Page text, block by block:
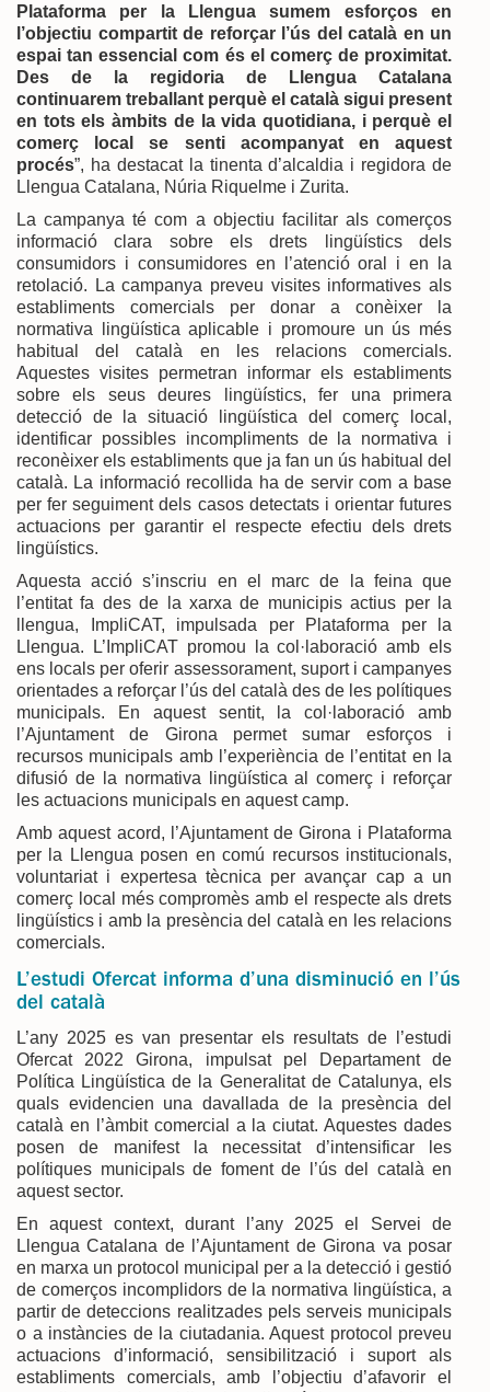
Plataforma per la Llengua sumem esforços en
l’objectiu compartit de reforçar l’ús del català en un
espai tan essencial com és el comerç de proximitat.
Des de la regidoria de Llengua Catalana
continuarem treballant perquè el català sigui present
en tots els àmbits de la vida quotidiana, i perquè el
comerç local se senti acompanyat en aquest
procés”, ha destacat la tinenta d’alcaldia i regidora de
Llengua Catalana, Núria Riquelme i Zurita.
La campanya té com a objectiu facilitar als comerços
informació clara sobre els drets lingüístics dels
consumidors i consumidores en l’atenció oral i en la
retolació. La campanya preveu visites informatives als
establiments comercials per donar a conèixer la
normativa lingüística aplicable i promoure un ús més
habitual del català en les relacions comercials.
Aquestes visites permetran informar els establiments
sobre els seus deures lingüístics, fer una primera
detecció de la situació lingüística del comerç local,
identificar possibles incompliments de la normativa i
reconèixer els establiments que ja fan un ús habitual del
català. La informació recollida ha de servir com a base
per fer seguiment dels casos detectats i orientar futures
actuacions per garantir el respecte efectiu dels drets
lingüístics.
Aquesta acció s’inscriu en el marc de la feina que
l’entitat fa des de la xarxa de municipis actius per la
llengua, ImpliCAT, impulsada per Plataforma per la
Llengua. L’ImpliCAT promou la col·laboració amb els
ens locals per oferir assessorament, suport i campanyes
orientades a reforçar l’ús del català des de les polítiques
municipals. En aquest sentit, la col·laboració amb
l’Ajuntament de Girona permet sumar esforços i
recursos municipals amb l’experiència de l’entitat en la
difusió de la normativa lingüística al comerç i reforçar
les actuacions municipals en aquest camp.
Amb aquest acord, l’Ajuntament de Girona i Plataforma
per la Llengua posen en comú recursos institucionals,
voluntariat i expertesa tècnica per avançar cap a un
comerç local més compromès amb el respecte als drets
lingüístics i amb la presència del català en les relacions
comercials.
L’estudi Ofercat informa d’una disminució en l’ús
del català
L’any 2025 es van presentar els resultats de l’estudi
Ofercat 2022 Girona, impulsat pel Departament de
Política Lingüística de la Generalitat de Catalunya, els
quals evidencien una davallada de la presència del
català en l’àmbit comercial a la ciutat. Aquestes dades
posen de manifest la necessitat d’intensificar les
polítiques municipals de foment de l’ús del català en
aquest sector.
En aquest context, durant l’any 2025 el Servei de
Llengua Catalana de l’Ajuntament de Girona va posar
en marxa un protocol municipal per a la detecció i gestió
de comerços incomplidors de la normativa lingüística, a
partir de deteccions realitzades pels serveis municipals
o a instàncies de la ciutadania. Aquest protocol preveu
actuacions d’informació, sensibilització i suport als
establiments comercials, amb l’objectiu d’afavorir el